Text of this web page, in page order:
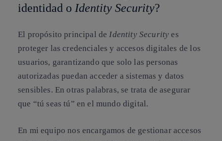
identidad o Identity Security?
El propósito principal deIdentity Securityes
proteger las credenciales y accesos digitales de los
usuarios, garantizando que solo las personas
autorizadas puedan acceder a sistemas y datos
sensibles. En otras palabras, se trata de asegurar
que “tú seas tú” en el mundo digital.
En mi equipo nos encargamos de gestionar accesos